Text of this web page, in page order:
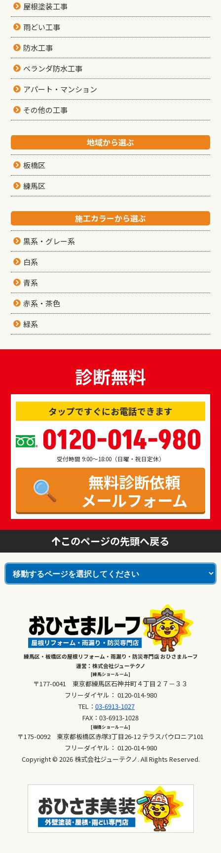
屋根塗装工事
雨どい工事
防水工事
ベランダ防水工事
アパート・マンション
その他の工事
地域から選ぶ
板橋区
練馬区
施工カラーから選ぶ
黒系・グレー系
白系
青系
赤系・茶色
緑系
診断無料
タップですぐにお電話できます
0120-014-980
受付時間 9:00～18:00（日曜・祝日定休）
無料診断依頼
メールフォーム
このページの先頭へ戻る
練馬区・板橋区の屋根リフォーム・雨漏り・防災専門店 おひさまルーフ
運営：株式会社ジューテクノ
[練馬ショールーム]
〒177-0041 東京都練馬区石神井町４丁目２７－３３
フリーダイヤル： 0120-014-980
TEL： 03-6913-1027
FAX：03-6913-1028
[板橋ショールーム]
〒175-0092 東京都板橋区赤塚3丁目26-12 テラスパウロニア101
フリーダイヤル： 0120-014-980
Copyright © 2026 株式会社ジューテクノ. All Rights Reserved.